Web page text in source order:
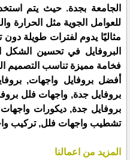
الجامعة بجدة. حيث يتم
للعوامل الجوية مثل الحرارة
مثاليًا يدوم لفترات طويلة
البروفايل في تحسين الشكل
فخامة مميزة تناسب التصميم
أفضل بروفايل واجهات,
بروفايل جدة, واجهات فلل
بروفايل جدة, ديكورات
تشطيب واجهات فلل, تركيب
المزيد من اعمالنا